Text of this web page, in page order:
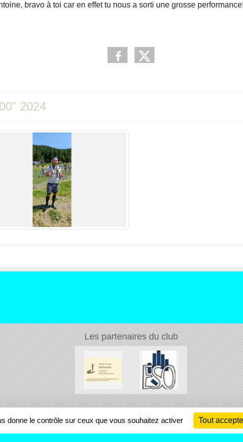
bravo à toi car en effet tu nous a sorti une grosse
2024
Les partenaires du club
donne le contrôle sur ceux que vous souhaitez activer Tout